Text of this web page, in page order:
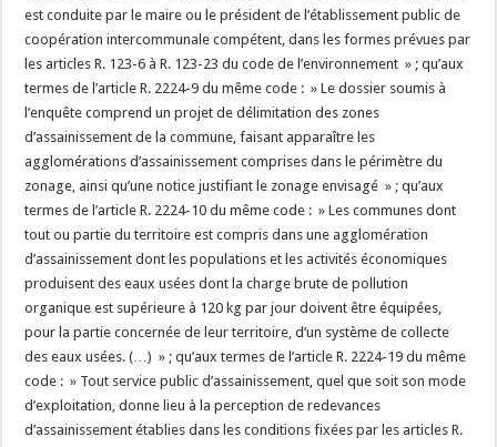
est conduite par le maire ou le président de l’établissement public de
coopération intercommunale compétent, dans les formes prévues par
les articles R. 123-6 à R. 123-23 du code de l’environnement » ; qu’aux
termes de l’article R. 2224-9 du même code : » Le dossier soumis à
l’enquête comprend un projet de délimitation des zones
d’assainissement de la commune, faisant apparaître les
agglomérations d’assainissement comprises dans le périmètre du
zonage, ainsi qu’une notice justifiant le zonage envisagé » ; qu’aux
termes de l’article R. 2224-10 du même code : » Les communes dont
tout ou partie du territoire est compris dans une agglomération
d’assainissement dont les populations et les activités économiques
produisent des eaux usées dont la charge brute de pollution
organique est supérieure à 120 kg par jour doivent être équipées,
pour la partie concernée de leur territoire, d’un système de collecte
des eaux usées. (…) » ; qu’aux termes de l’article R. 2224-19 du même
code : » Tout service public d’assainissement, quel que soit son mode
d’exploitation, donne lieu à la perception de redevances
d’assainissement établies dans les conditions fixées par les articles R.